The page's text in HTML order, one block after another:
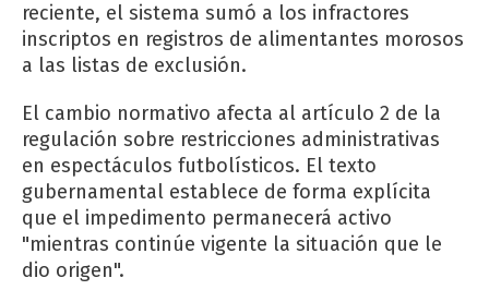
reciente, el sistema sumó a los infractores
inscriptos en registros de alimentantes morosos
a las listas de exclusión.
El cambio normativo afecta al artículo 2 de la
regulación sobre restricciones administrativas
en espectáculos futbolísticos. El texto
gubernamental establece de forma explícita
que el impedimento permanecerá activo
"mientras continúe vigente la situación que le
dio origen".